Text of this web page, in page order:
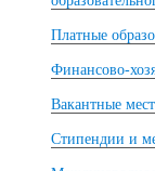
Платные
Финансово-
Вакантные
Стипендии и